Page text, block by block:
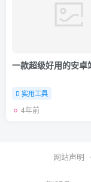
一款超级好用的安卓
实用工具
4年前
网站声明